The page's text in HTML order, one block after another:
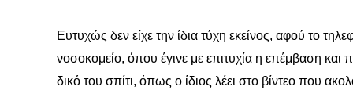
Ευτυχώς δεν είχε την ίδια τύχη εκείνος, αφού το
νοσοκομείο, όπου έγινε με επιτυχία η επέμβαση και
δικό του σπίτι, όπως ο ίδιος λέει στο βίντεο που